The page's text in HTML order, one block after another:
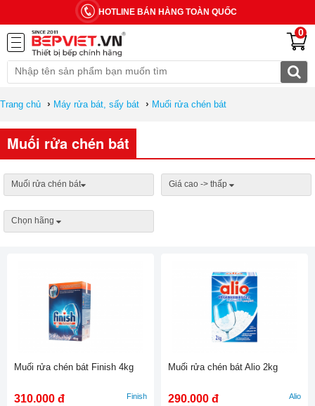
HOTLINE BÁN HÀNG TOÀN QUỐC
0
Trang chủ › Máy rửa bát, sấy bát › Muối rửa chén bát
Muối rửa chén bát
Muối rửa chén bát Giá cao -> thấp
Chọn hãng
Muối rửa chén bát Finish 4kg
310.000 đ Finish
Muối rửa chén bát Alio 2kg
290.000 đ Alio